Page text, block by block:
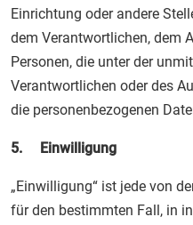
Einrichtung oder andere
dem Verantwortlichen, dem
Personen, die unter der
Verantwortlichen oder des
die personenbezogenen
5. Einwilligung
„Einwilligung“ ist jede von
für den bestimmten Fall, in